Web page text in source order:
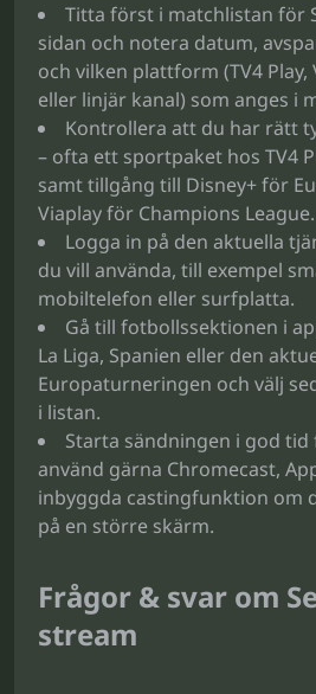
Titta först i matchlistan för
sidan och notera datum,
och vilken plattform (TV4 Play,
eller linjär kanal) som anges i
Kontrollera att du har rätt
– ofta ett sportpaket hos TV4
samt tillgång till Disney+ för
Viaplay för Champions League.
Logga in på den aktuella
du vill använda, till exempel
mobiltelefon eller surfplatta.
Gå till fotbollssektionen i
La Liga, Spanien eller den
Europaturneringen och välj
i listan.
Starta sändningen i god tid
använd gärna Chromecast,
inbyggda castingfunktion om
på en större skärm.
Frågor & svar om
stream